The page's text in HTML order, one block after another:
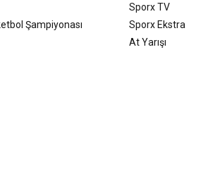
Şampiyonası
Sporx TV
Sporx Ekstra
At Yarışı